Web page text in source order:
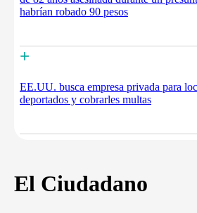
habrían robado 90 pesos
+
EE.UU. busca empresa privada para
deportados y cobrarles multas
El Ciudadano